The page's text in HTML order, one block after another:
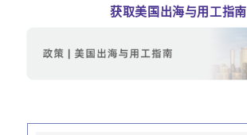
获取美国出海与用工指南